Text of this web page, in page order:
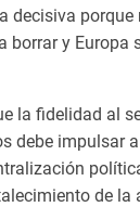
decisiva porque
borrar y Europa
la fidelidad al
debe impulsar
de la